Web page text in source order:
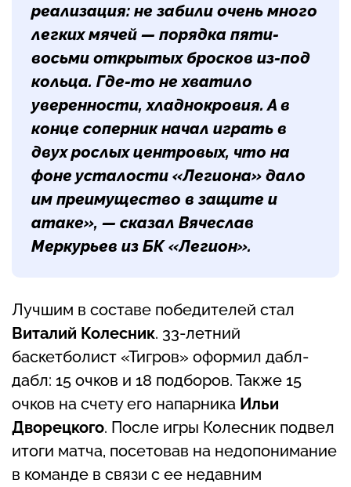
реализация: не забили очень много
легких мячей — порядка пяти-
восьми открытых бросков из-под
кольца. Где-то не хватило
уверенности, хладнокровия. А в
конце соперник начал играть в
двух рослых центровых, что на
фоне усталости «Легиона» дало
им преимущество в защите и
атаке», — сказал Вячеслав
Меркурьев из БК «Легион».
Лучшим в составе победителей стал
Виталий Колесник. 33-летний
баскетболист «Тигров» оформил дабл-
дабл: 15 очков и 18 подборов. Также 15
очков на счету его напарника Ильи
Дворецкого. После игры Колесник подвел
итоги матча, посетовав на недопонимание
в команде в связи с ее недавним